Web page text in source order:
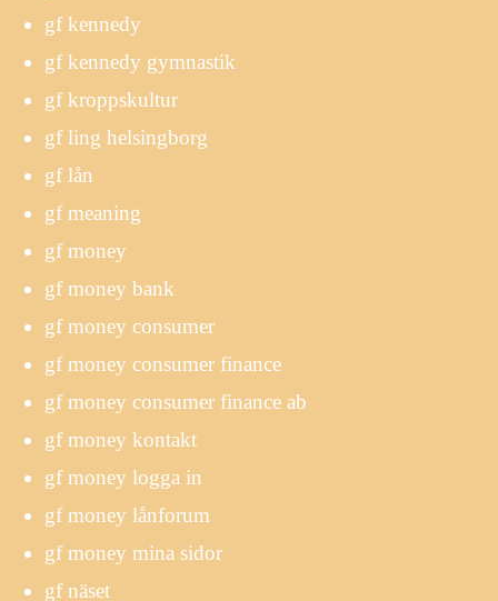
gf kennedy
gf kennedy gymnastik
gf kroppskultur
gf ling helsingborg
gf lån
gf meaning
gf money
gf money bank
gf money consumer
gf money consumer finance
gf money consumer finance ab
gf money kontakt
gf money logga in
gf money lånforum
gf money mina sidor
gf näset